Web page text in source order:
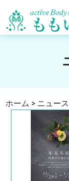
ホーム > ニュー